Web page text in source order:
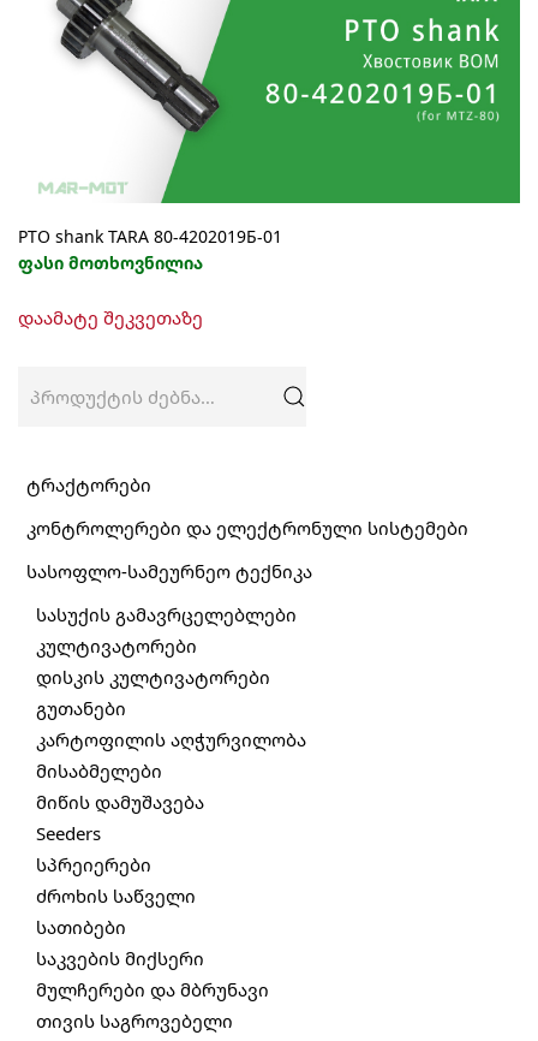
PTO shank TARA 80-4202019Б-01
ფასი მოთხოვნილია
დაამატე შეკვეთაზე
ტრაქტორები
კონტროლერები და ელექტრონული სისტემები
სასოფლო-სამეურნეო ტექნიკა
სასუქის გამავრცელებლები
კულტივატორები
დისკის კულტივატორები
გუთანები
კარტოფილის აღჭურვილობა
მისაბმელები
მიწის დამუშავება
Seeders
სპრეიერები
ძროხის საწველი
სათიბები
საკვების მიქსერი
მულჩერები და მბრუნავი
თივის საგროვებელი